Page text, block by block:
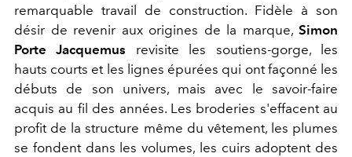
remarquable travail de construction. Fidèle à son
désir de revenir aux origines de la marque, Simon
Porte Jacquemus revisite les soutiens-gorge, les
hauts courts et les lignes épurées qui ont façonné les
débuts de son univers, mais avec le savoir-faire
acquis au fil des années. Les broderies s'effacent au
profit de la structure même du vêtement, les plumes
se fondent dans les volumes, les cuirs adoptent des